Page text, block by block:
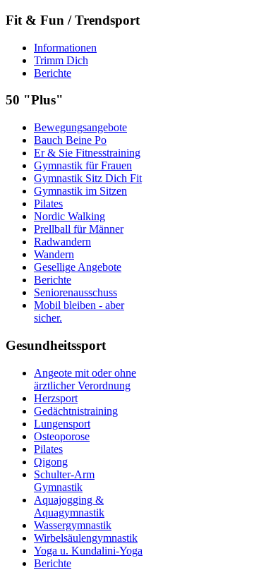
Fit & Fun / Trendsport
Informationen
Trimm Dich
Berichte
50 "Plus"
Bewegungsangebote
Bauch Beine Po
Er & Sie Fitnesstraining
Gymnastik für Frauen
Gymnastik Sitz Dich Fit
Gymnastik im Sitzen
Pilates
Nordic Walking
Prellball für Männer
Radwandern
Wandern
Gesellige Angebote
Berichte
Seniorenausschuss
Mobil bleiben - aber
sicher.
Gesundheitssport
Angeote mit oder ohne
ärztlicher Verordnung
Herzsport
Gedächtnistraining
Lungensport
Osteoporose
Pilates
Qigong
Schulter-Arm
Gymnastik
Aquajogging &
Aquagymnastik
Wassergymnastik
Wirbelsäulengymnastik
Yoga u. Kundalini-Yoga
Berichte